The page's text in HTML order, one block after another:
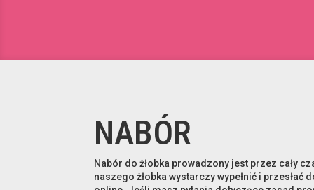
NABÓR
Nabór do żłobka prowadzony jest przez cały
naszego żłobka wystarczy wypełnić i przesłać